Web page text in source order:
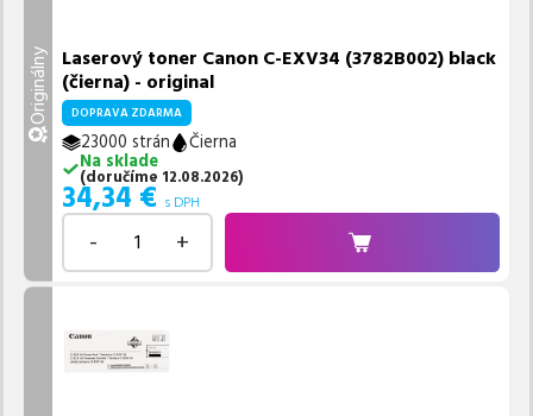
nás kedykoľvek obrátiť e-mailom alebo telefonicky. Sme tu, aby
sme vám pomohli vybrať to najlepšie riešenie.
Originálny Laserový toner Canon C-EXV34 (3782B002) black
(čierna) - original
DOPRAVA ZDARMA
23000 strán
Čierna
Na sklade
(doručíme 12.08.2026)
34,34 € s DPH
- +